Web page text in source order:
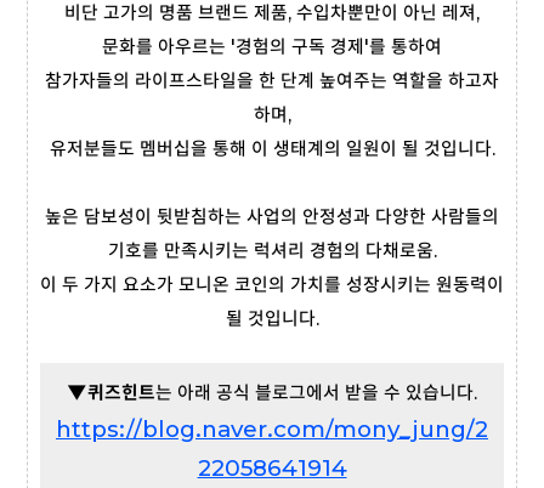
비단 고가의 명품 브랜드 제품, 수입차뿐만이 아닌 레져,
문화를 아우르는 '경험의 구독 경제'를 통하여
참가자들의 라이프스타일을 한 단계 높여주는 역할을 하고자
하며,
유저분들도 멤버십을 통해 이 생태계의 일원이 될 것입니다.
높은 담보성이 뒷받침하는 사업의 안정성과 다양한 사람들의
기호를 만족시키는 럭셔리 경험의 다채로움.
이 두 가지 요소가 모니온 코인의 가치를 성장시키는 원동력이
될 것입니다.
▼퀴즈힌트는 아래 공식 블로그에서 받을 수 있습니다.
https://blog.naver.com/mony_jung/2
22058641914